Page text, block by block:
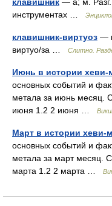
инструментах …
клавишник-виртуоз —
виртуо/за …
Слитно.
Июнь в истории хеви-
основных событий и
метала за июнь месяц.
июня 1.2 2 июня …
Март в истории хеви-
основных событий и
метала за март месяц.
марта 1.2 2 марта …